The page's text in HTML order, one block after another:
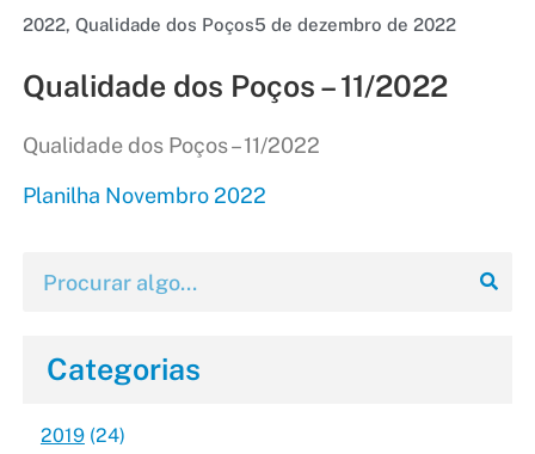
2022, Qualidade dos Poços5 de dezembro de 2022
Qualidade dos Poços – 11/2022
Qualidade dos Poços – 11/2022
Planilha Novembro 2022
Categorias
2019(24)